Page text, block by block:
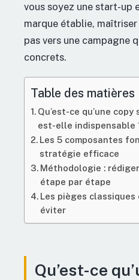
vous soyez une start-up
marque établie,
pas vers une campagne
concrets.
Table des matières
Qu’est-ce qu’une
est-elle indispensable
Les 5 composantes
stratégie efficace
Méthodologie :
étape par étape
Les pièges classiques
éviter
Qu’est-ce